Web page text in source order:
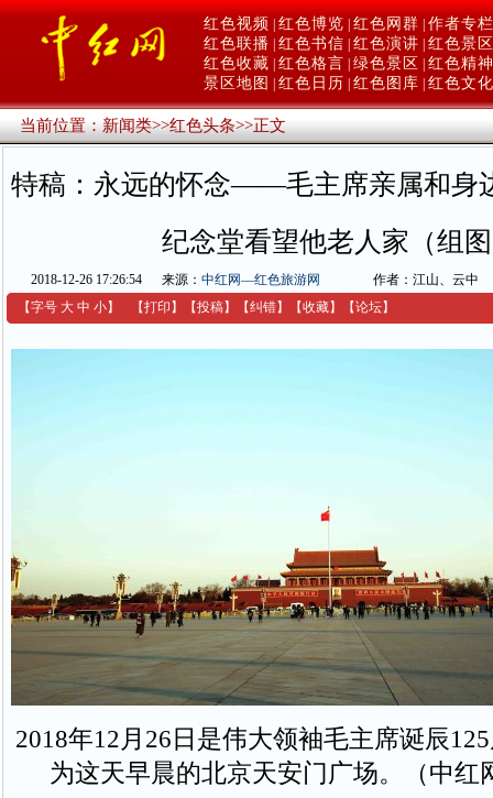
红色视频 红色博览 红色网群 作者专栏
红色联播 红色书信 红色演讲 红色景区
红色收藏 红色格言 绿色景区
红色精神
景区地图
红色日历 红色图库 红色文化
当前位置：新闻类>>红色头条>>正文
特稿：永远的怀念——毛主席亲属和身
纪念堂看望他老人家（组
2018-12-26 17:26:54 来源： 中红网—红色旅游网
作者：江山、云中
【字号 大 中 小】 【打印 】 【投稿】 【纠错】 【收藏】 【论坛】
2018年12月26日是伟大领袖毛主席诞辰
为这天早晨的北京天安门广场。（中红